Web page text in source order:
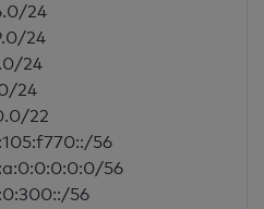
24
24
24
24
22
56
56
56